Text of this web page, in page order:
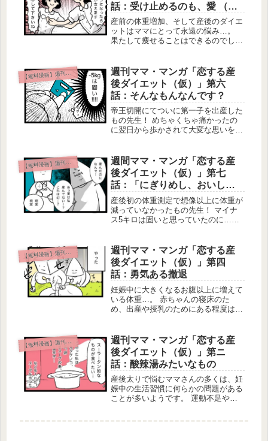
話：受け止めるのも、愛 （物
理）
産前の体重増加、そして産後のダイエ
ットはママにとって永遠の悩み…。
果たして痩せることはできるのでしょ
赤ちゃんを産んだ後に感じた周囲から
の無償の愛に先生は何を思ったのでし
ょ...
【無料漫画】週刊ママ・マンガ
週刊ママ・マンガ「恋する産
後ダイエット（仮）」第六
話：そんなもんなんです？
帝王切開にてついに第一子を出産した
もの先生！ めちゃくちゃ痛かったの
に翌日から歩かされて大変な思いをさ
す！ 自分史上初の15キロ増果たした
もの先生、果たして出産によってどれ
く...
【無料漫画】週刊ママ・マンガ
週間ママ・マンガ「恋する産
後ダイエット（仮）」第七
話：「にぎりめし、おいしい
です。」
産後初の体重測定で想像以上に体重が
減っていなかったもの先生！ マイナ
ス5キロは固いと思っていたのに…ム
るお話です。 意外な体重推移そして
産後ダイエットに向けたもの先生の不
安...
【無料漫画】週刊ママ・マンガ
週刊ママ・マンガ「恋する産
後ダイエット（仮）」第四
話：勇気ある撤退
妊娠中に大きくなるお腹以上に増えて
いる体重…。 赤ちゃんの寝床のた
め、出産や授乳のためにある程度は仕
の15キロ増に突入！ 臨月にお医者さ
んから言われた衝撃の一言とは？そし
て...
【無料漫画】週刊ママ・マンガ
週刊ママ・マンガ「恋する産
後ダイエット（仮）」第ニ
話：酸辣湯みたいなもの
産後太りで悩むママさんの多くは、妊
娠中の生活習慣に何らかの問題がある
ことが多いようです。 運動不足や食